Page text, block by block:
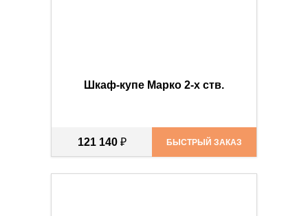
Шкаф-купе Марко 2-х ств.
121 140 ₽ БЫСТРЫЙ ЗАКАЗ